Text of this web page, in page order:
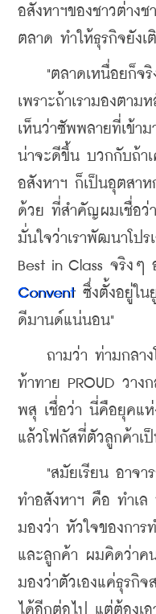
อสังหาฯของชาวต่าง
ตลาด ทำให้ธุรกิจยังเ
"ตลาดเหนื่อยก็จ
เพราะถ้าเรามองตา
เห็นว่าซัพพลายที่เข้า
น่าจะดีขึ้น บวกกับถ้า
อสังหาฯ ก็เป็นอุตสา
ด้วย ที่สำคัญผมเชื่อว่า
มั่นใจว่าเราพัฒนาโป
Best in Class จริงๆ
Convent ซึ่งตั้งอยู่ใน
ดีมานด์แน่นอน"
ถามว่า ท่ามกลางโ
ท้าทาย PROUD วาง
พสุ เชื่อว่า นี่คือยุคแห่
แล้วโฟกัสที่ตัวลูกค้าเ
"สมัยเรียน อาจาร
ทำอสังหาฯ คือ ทำเล
มองว่า หัวใจของกา
และลูกค้า ผมคิดว่าค
มองว่าตัวเองแค่ธุรกิจ
ได้อีกต่อไป แต่ต้องเ